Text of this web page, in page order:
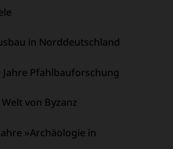
in Norddeutschland
Jahre Pfahlbauforschung
von Byzanz
»Archäologie in